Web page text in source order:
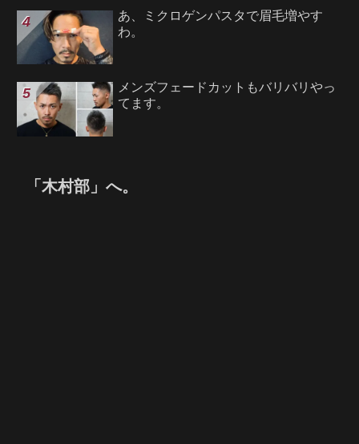
あ、ミクロゲンパスタで眉毛増やす
わ。
メンズフェードカットもバリバリやっ
てます。
「木村部」へ。